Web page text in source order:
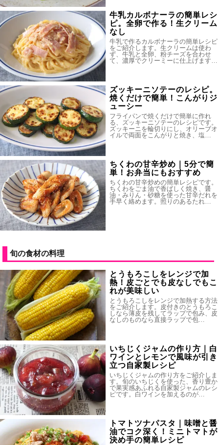
牛乳カルボナーラの簡単レシ
ピ。全卵で作る！生クリーム
なし
牛乳で作るカルボナーラの簡単レシピ
をご紹介します。生クリームは使わ
ず、牛乳と全卵、粉チーズを合わせ
て、濃厚でクリーミーに仕上げます…
ズッキーニソテーのレシピ。
焼くだけで簡単！こんがりジ
ューシー
フライパンで焼くだけで簡単に作れ
る、ズッキーニソテーのレシピです。
ズッキーニを輪切りにし、オリーブオ
イルで両面をこんがりと焼き、塩…
ちくわの甘辛炒め｜5分で簡
単！お弁当にもおすすめ
ちくわの甘辛炒めの簡単レシピです。
ちくわをごま油で香ばしく焼き、醤
油・みりん・砂糖を使った甘辛だれを
手早く絡めます。照りのあるたれ…
旬の食材の料理
とうもろこしをレンジで加
熱！皮ごとでも皮なしでもこ
れが美味しい
とうもろこしをレンジで加熱する方法
をご紹介します。皮付きのとうもろこ
しなら薄皮を残してラップで包み、皮
なしのものなら直接ラップで包…
いちじくジャムの作り方｜白
ワインとレモンで風味が引き
立つ自家製レシピ
いちじくジャムの作り方をご紹介しま
す。旬のいちじくを使った、香り豊か
で果実感あふれる自家製ジャムのレシ
ピです。白ワインを加えるのが…
トマトツナパスタ｜味噌と醤
油でコク深く！ミニトマトが
決め手の簡単レシピ